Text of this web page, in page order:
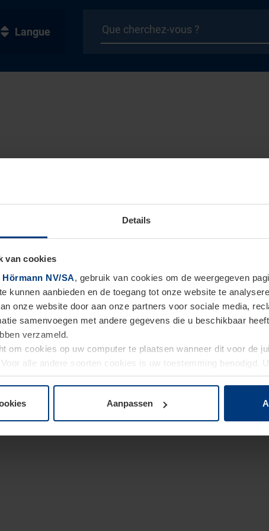
Details
van cookies
Hörmann NV/SA, gebruik van cookies om de weergegeven
kunnen aanbieden en de toegang tot onze website te
onze website door aan onze partners voor sociale media,
samenvoegen met andere gegevens die u beschikbaar
verzameld.
om cookies op uw computer te plaatsen wanneer dit voor de
alle andere soorten cookies is uw toestemming benodigd.
op paginaPrivacyverklaringop onze website wijzigen
Aanpassen
Langue